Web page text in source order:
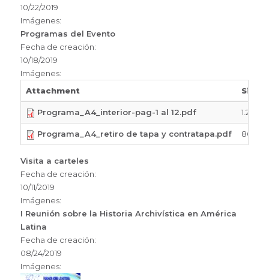
10/22/2019
Imágenes:
Programas del Evento
Fecha de creación:
10/18/2019
Imágenes:
Attachment
Size
Programa_A4_interior-pag-1 al 12.pdf 1.23
Programa_A4_retiro de tapa y contratapa.pdf 863.25
Visita a carteles
Fecha de creación:
10/11/2019
Imágenes:
I Reunión sobre la Historia Archivística en América
Latina
Fecha de creación:
08/24/2019
Imágenes: